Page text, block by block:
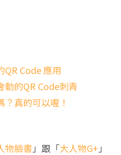
Code 應用
動的QR Code刺青
真的可以喔！
物臉書」跟「大人物G+ 」